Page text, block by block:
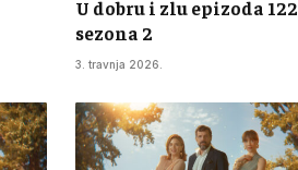
U dobru i zlu epizoda 122
sezona 2
3. travnja 2026.